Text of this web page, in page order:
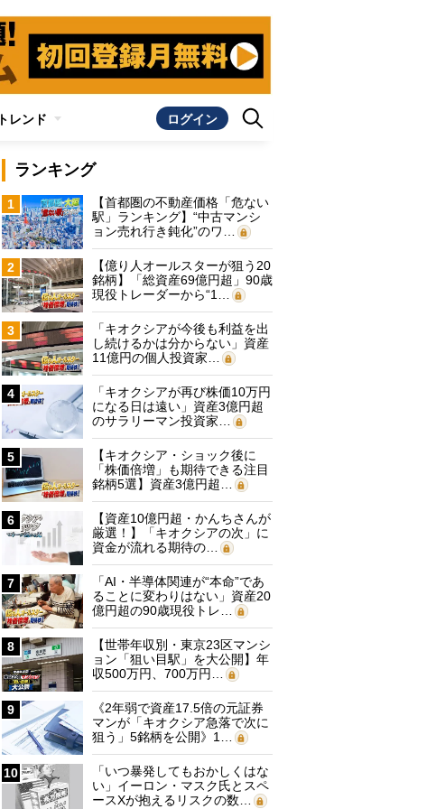
トレンド ログイン
ランキング
1
【首都圏の不動産価格「危ない
駅」ランキング】“中古マンシ
ョン売れ行き鈍化”のワ…
2
【億り人オールスターが狙う20
銘柄】「総資産69億円超」90歳
現役トレーダーから“1…
3
「キオクシアが今後も利益を出
し続けるかは分からない」資産
11億円の個人投資家…
4
「キオクシアが再び株価10万円
になる日は遠い」資産3億円超
のサラリーマン投資家…
5
【キオクシア・ショック後に
「株価倍増」も期待できる注目
銘柄5選】資産3億円超…
6
【資産10億円超・かんちさんが
厳選！】「キオクシアの次」に
資金が流れる期待の…
7
「AI・半導体関連が“本命”であ
ることに変わりはない」資産20
億円超の90歳現役トレ…
8
【世帯年収別・東京23区マンシ
ョン「狙い目駅」を大公開】年
収500万円、700万円…
9
《2年弱で資産17.5倍の元証券
マンが「キオクシア急落で次に
狙う」5銘柄を公開》1…
10
「いつ暴発してもおかしくはな
い」イーロン・マスク氏とスペ
ースXが抱えるリスクの数…